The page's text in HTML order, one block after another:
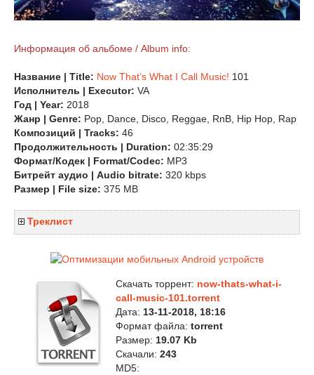
Информация об альбоме / Album info:
Название | Title: Now That’s What I Call Music! 101
Исполнитель | Executor: VA
Год | Year: 2018
Жанр | Genre: Pop, Dance, Disco, Reggae, RnB, Hip Hop, Rap
Композиций | Tracks: 46
Продолжительность | Duration: 02:35:29
Формат/Кодек | Format/Codec: MP3
Битрейт аудио | Audio bitrate: 320 kbps
Размер | File size: 375 MB
Треклист
Скачать торрент: now-thats-what-i-
call-music-101.torrent
Дата: 13-11-2018, 18:16
Формат файла: torrent
Размер: 19.07 Kb
Скачали: 243
MD5: